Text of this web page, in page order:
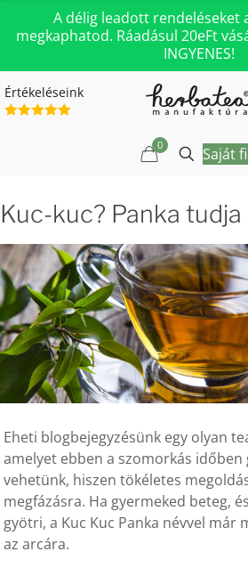
A délig leadott rendeléseket
megkaphatod. Ráadásul 20eFt
INGYENES!
Értékeléseink
0 Saját
Kuc-kuc? Panka
Eheti blogbejegyzésünk egy olyan
amelyet ebben a szomorkás időben
vehetünk, hiszen tökéletes
megfázásra. Ha gyermeked beteg,
gyötri, a Kuc Kuc Panka névvel már
az arcára.